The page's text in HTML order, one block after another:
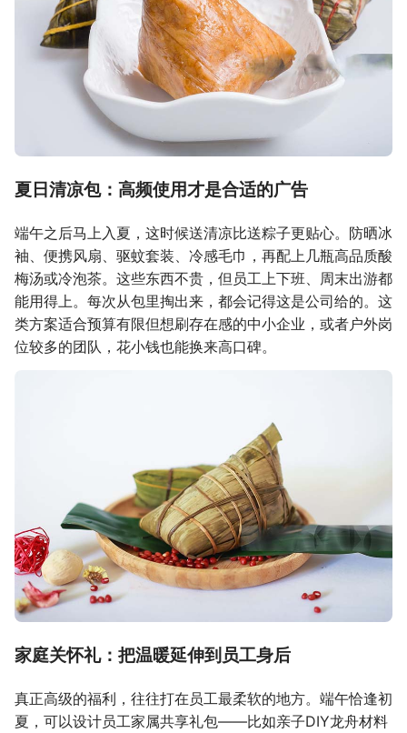
夏日清凉包：高频使用才是合适的广告
端午之后马上入夏，这时候送清凉比送粽子更贴心。防晒冰
袖、便携风扇、驱蚊套装、冷感毛巾，再配上几瓶高品质酸
梅汤或冷泡茶。这些东西不贵，但员工上下班、周末出游都
能用得上。每次从包里掏出来，都会记得这是公司给的。这
类方案适合预算有限但想刷存在感的中小企业，或者户外岗
位较多的团队，花小钱也能换来高口碑。
家庭关怀礼：把温暖延伸到员工身后
真正高级的福利，往往打在员工最柔软的地方。端午恰逢初
夏，可以设计员工家属共享礼包——比如亲子DIY龙舟材料